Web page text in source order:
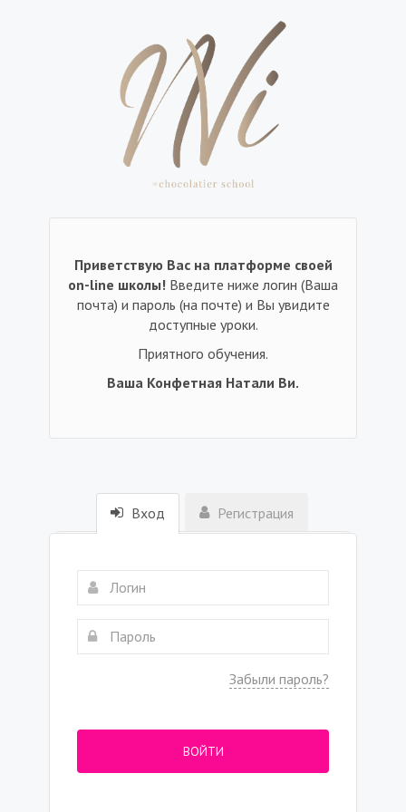
Приветствую Вас на платформе своей
on-line школы! Введите ниже логин (Ваша
почта) и пароль (на почте) и Вы увидите
доступные уроки.
Приятного обучения.
Ваша Конфетная Натали Ви.
Вход Регистрация
Забыли пароль?
ВОЙТИ